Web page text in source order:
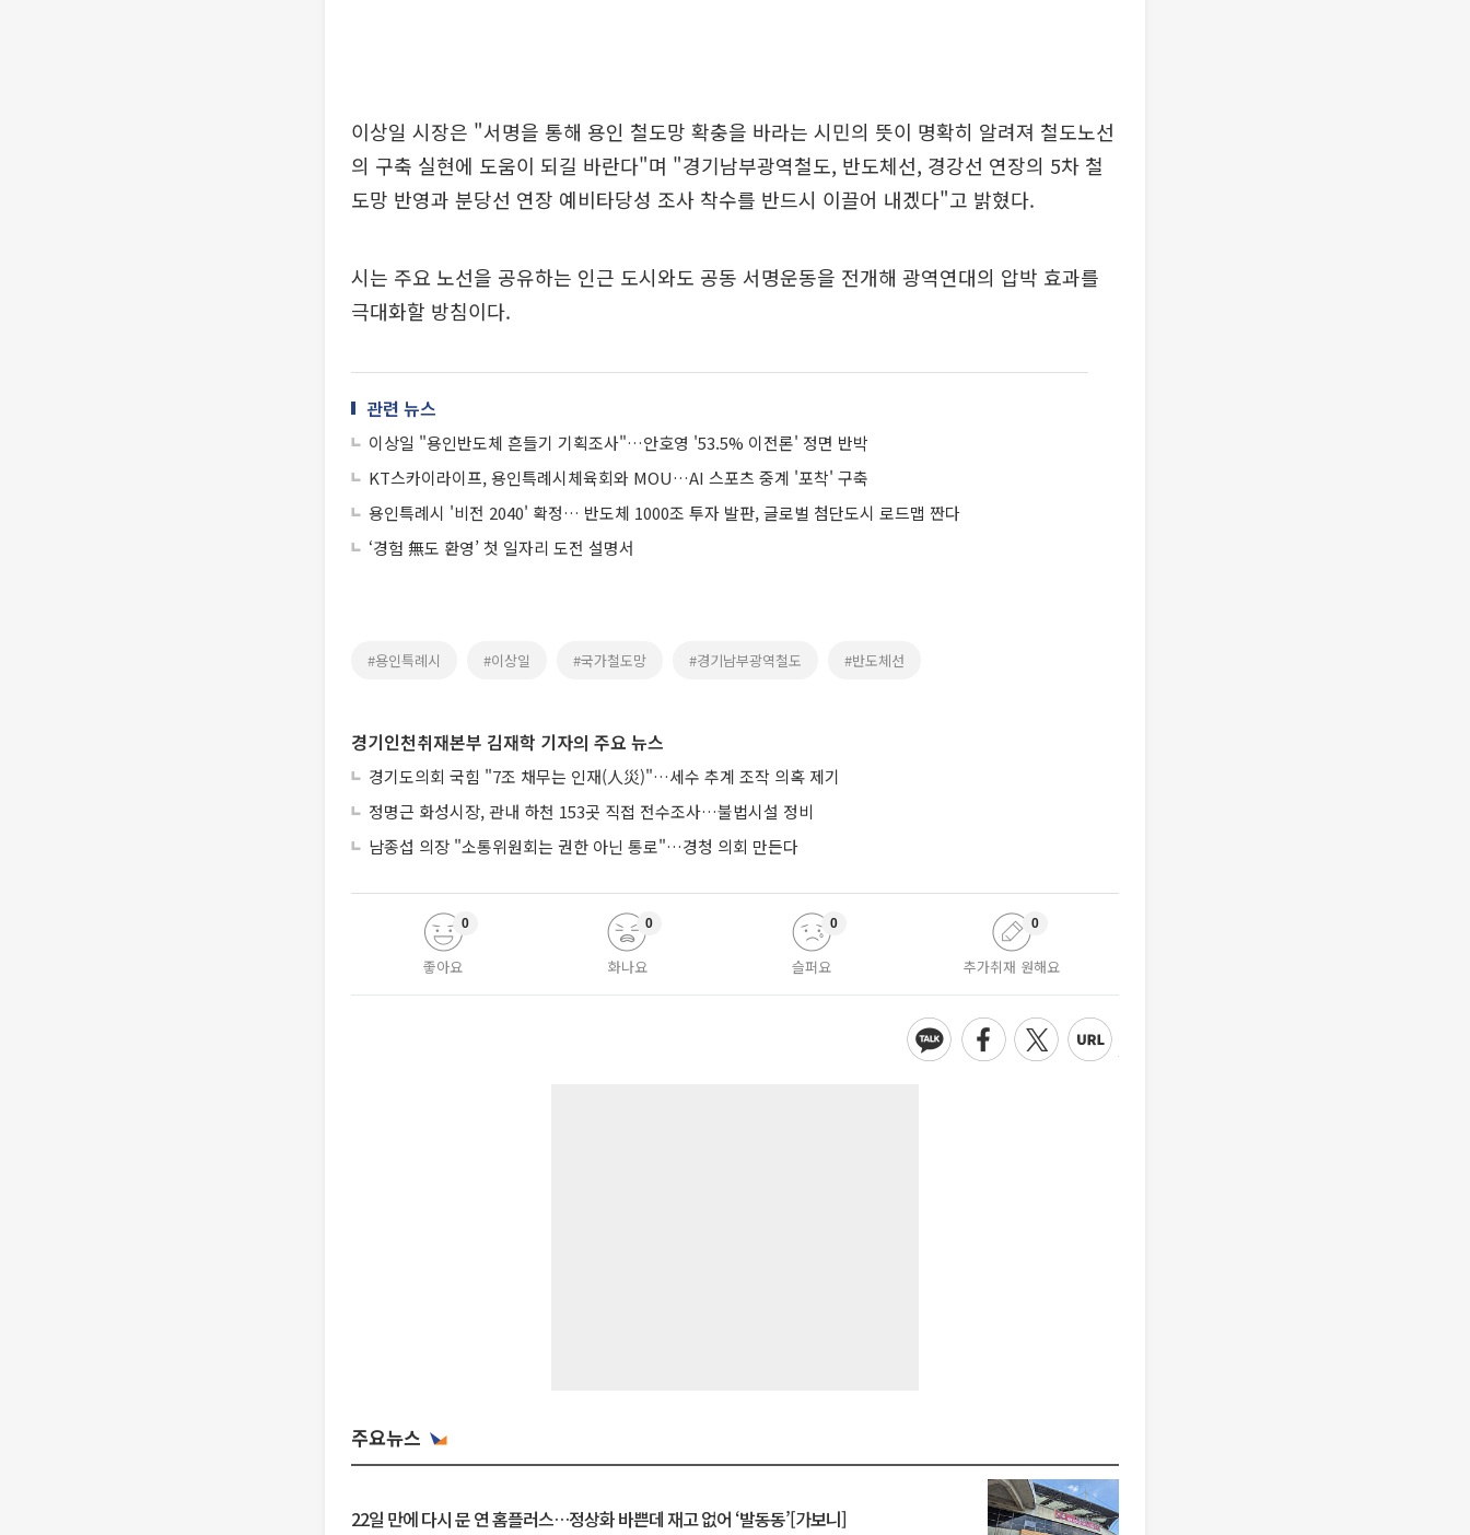
이상일 시장은 "서명을 통해 용인 철도망 확충을 바라는 시민의 뜻이 명확히 알려져 철도노선
의 구축 실현에 도움이 되길 바란다"며 "경기남부광역철도, 반도체선, 경강선 연장의 5차 철
도망 반영과 분당선 연장 예비타당성 조사 착수를 반드시 이끌어 내겠다"고 밝혔다.
시는 주요 노선을 공유하는 인근 도시와도 공동 서명운동을 전개해 광역연대의 압박 효과를
극대화할 방침이다.
관련 뉴스
이상일 "용인반도체 흔들기 기획조사"…안호영 '53.5% 이전론' 정면 반박
KT스카이라이프, 용인특례시체육회와 MOU…AI 스포츠 중계 '포착' 구축
용인특례시 '비전 2040' 확정… 반도체 1000조 투자 발판, 글로벌 첨단도시 로드맵 짠다
‘경험 無도 환영’ 첫 일자리 도전 설명서
#용인특례시 #이상일 #국가철도망 #경기남부광역철도 #반도체선
경기인천취재본부 김재학 기자의 주요 뉴스
경기도의회 국힘 "7조 채무는 인재(人災)"…세수 추계 조작 의혹 제기
정명근 화성시장, 관내 하천 153곳 직접 전수조사…불법시설 정비
남종섭 의장 "소통위원회는 권한 아닌 통로"…경청 의회 만든다
좋아요
0
화나요
0
슬퍼요
0
추가취재 원해요
0
주요뉴스
22일 만에 다시 문 연 홈플러스…정상화 바쁜데 재고 없어 ‘발동동’[가보니]